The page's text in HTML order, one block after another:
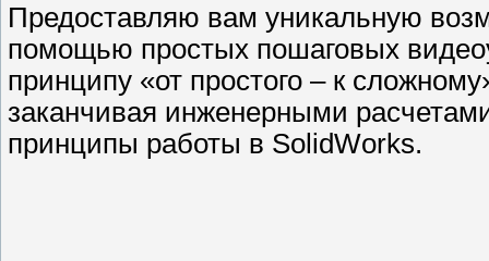
Предоставляю вам уникальную
помощью простых пошаговых
принципу «от простого – к
заканчивая инженерными
принципы работы в SolidWorks.